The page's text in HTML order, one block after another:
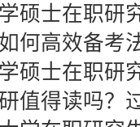
硕士在职研
何高效备考
硕士在职研
得读吗？过来人